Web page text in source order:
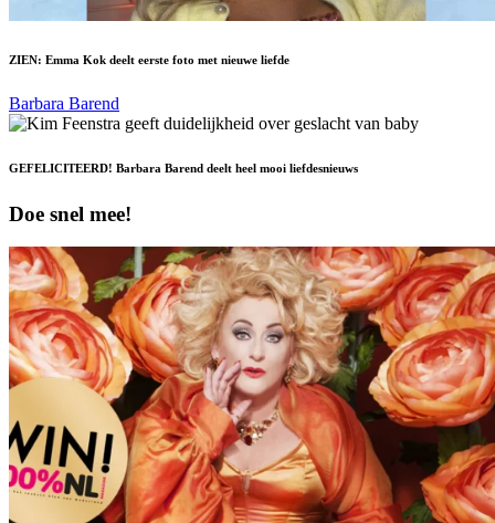
ZIEN: Emma Kok deelt eerste foto met nieuwe liefde
Barbara Barend
GEFELICITEERD! Barbara Barend deelt heel mooi liefdesnieuws
Doe snel mee!